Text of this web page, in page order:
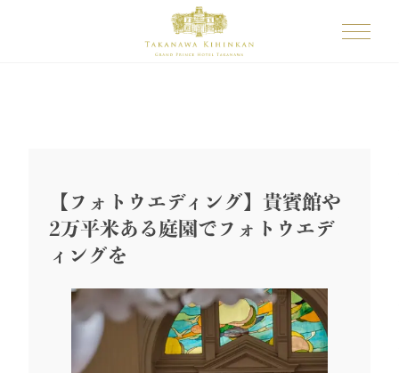
【フォトウエディング】貴賓館や
2万平米ある庭園でフォトウエデ
ィングを